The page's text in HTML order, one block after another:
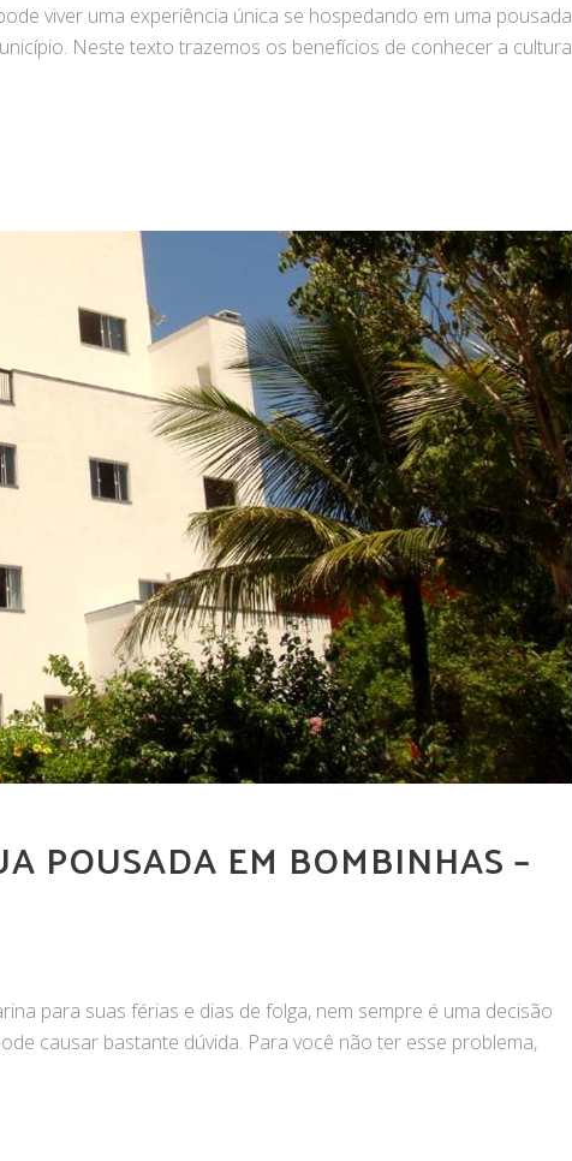
viver uma experiência única se hospedando em uma pousada
Neste texto trazemos os benefícios de conhecer a cultura
POUSADA EM BOMBINHAS –
para suas férias e dias de folga, nem sempre é uma decisão
causar bastante dúvida. Para você não ter esse problema,